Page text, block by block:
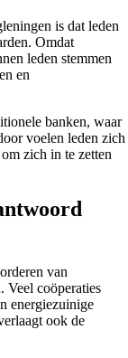
is dat leden
Omdat
leden stemmen
en
banken, waar
voelen leden zich
zich in te zetten
van
Veel coöperaties
energiezuinige
ook de